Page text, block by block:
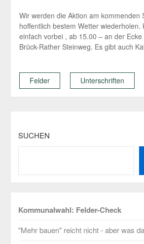
Wir werden die Aktion am kommenden
hoffentlich bestem Wetter wiederholen.
einfach vorbei , ab 15.00 – an der
Brück-Rather Steinweg. Es gibt auch
Felder Unterschriften
SUCHEN
Kommunalwahl: Felder-Check
"Mehr bauen" reicht nicht - aber was